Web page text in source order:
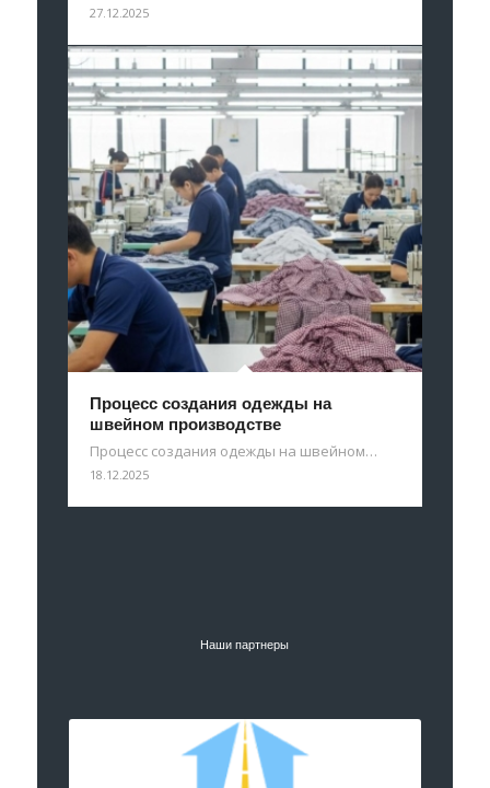
27.12.2025
Процесс создания одежды на
швейном производстве
Процесс создания одежды на швейном…
18.12.2025
Наши партнеры